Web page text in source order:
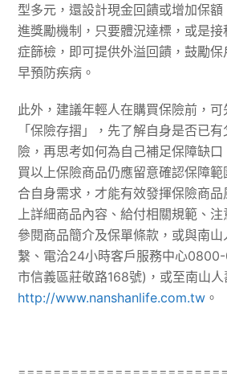
型多元，還設計現金回饋或增加保
進獎勵機制，只要體況達標，或是
症篩檢，即可提供外溢回饋，鼓勵
早預防疾病。
此外，建議年輕人在購買保險前，
「保險存摺」，先了解自身是否已
險，再思考如何為自己補足保障缺
買以上保險商品仍應留意確認保障
合自身需求，才能有效發揮保險商
上詳細商品內容、給付相關規範、
參閱商品簡介及保單條款，或與南
繫、電洽24小時客戶服務中心
市信義區莊敬路168號)，或至南山
http://www.nanshanlife.com.tw 。